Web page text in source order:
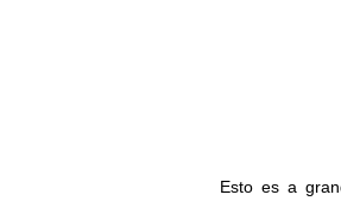
Esto es a